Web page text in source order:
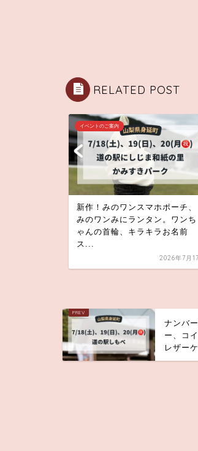
RELATED POST
イベントのご案内
新作！みのワンスマホポーチ、
みのワンみにランタン。ワンち
ゃんの首輪、キラキラお名前
ス...
2026年7月
ナンバ
ー、コ
レザー